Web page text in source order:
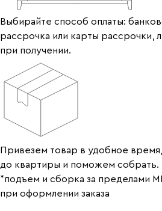
Выбирайте способ оплаты:
рассрочка или карты рассрочки,
при получении.
Привезем товар в удобное
до квартиры и поможем собрать.
*подъем и сборка за пределами
при оформлении заказа